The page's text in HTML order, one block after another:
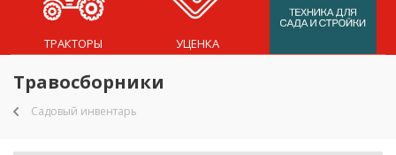
ТРАКТОРЫ УЦЕНКА
Травосборники
Садовый инвентарь